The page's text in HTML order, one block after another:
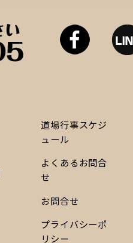
道場行事スケジ
ュール
よくあるお問合
せ
お問合せ
プライバシーポ
リシー